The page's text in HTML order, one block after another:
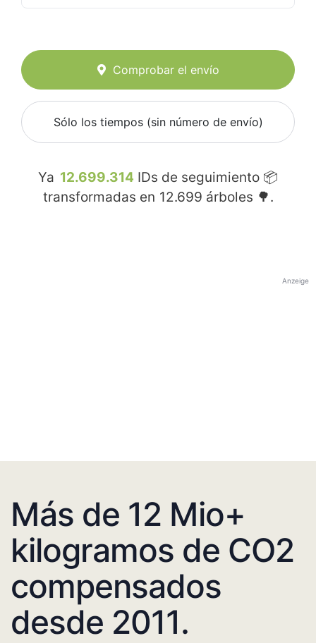
Comprobar el envío
Sólo los tiempos (sin número de envío)
Ya 12.699.314 IDs de seguimiento 📦
transformadas en 12.699 árboles 🌳.
Anzeige
Más de 12 Mio+
kilogramos de CO2
compensados
desde 2011.